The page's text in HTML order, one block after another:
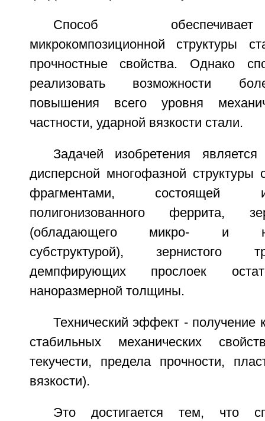
Способ
микрокомпозиционной структуры
прочностные свойства. Однако
реализовать возможности
повышения всего уровня
частности, ударной вязкости стали.
Задачей изобретения
дисперсной многофазной структуры
фрагментами, состоящей
полигонизованного феррита,
(обладающего микро- и
субструктурой), зернистого
демпфирующих прослоек
наноразмерной толщины.
Технический эффект - получение
стабильных механических
текучести, предела прочности,
вязкости).
Это достигается тем, что